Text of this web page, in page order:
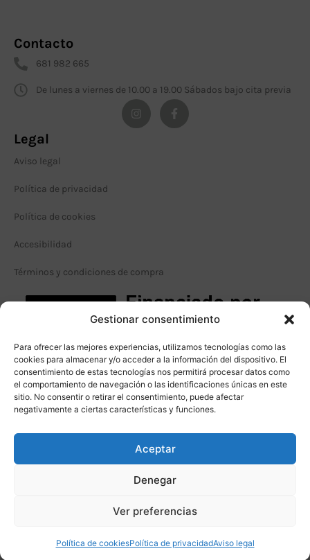
Gestionar consentimiento
Para ofrecer las mejores experiencias, utilizamos tecnologías como las
cookies para almacenar y/o acceder a la información del dispositivo. El
consentimiento de estas tecnologías nos permitirá procesar datos como
el comportamiento de navegación o las identificaciones únicas en este
sitio. No consentir o retirar el consentimiento, puede afectar
negativamente a ciertas características y funciones.
Aceptar
Denegar
Ver preferencias
Política de cookiesPolítica de privacidadAviso legal
Contacto
681 982 665
De lunes a viernes de 10.00 a 19.00 Sábados bajo cita previa
Legal
Aviso legal
Política de privacidad
Política de cookies
Accesibilidad
Términos y condiciones de compra